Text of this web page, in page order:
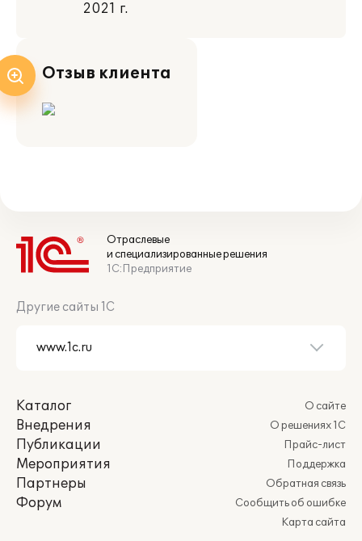
2021 г.
Отзыв клиента
Отраслевые
и специализированные решения
1С:Предприятие
Другие сайты 1С
Каталог
Внедрения
Публикации
Мероприятия
Партнеры
Форум
О сайте
О решениях 1С
Прайс-лист
Поддержка
Обратная связь
Сообщить об ошибке
Карта сайта